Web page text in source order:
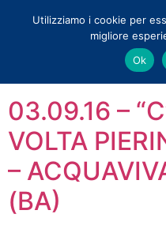
03.09.16 –
VOLTA
–
(BA)
Utilizziamo i cookie per
migliore
Ok